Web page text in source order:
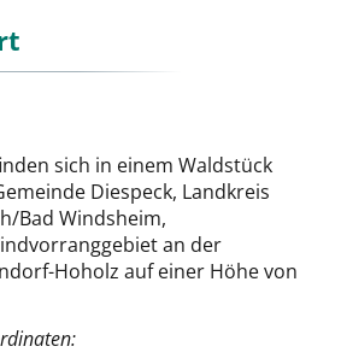
sich in einem Waldstück
Diespeck, Landkreis
Bad Windsheim,
an der
Hoholz auf einer Höhe von